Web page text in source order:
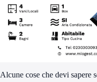
Alcune cose che devi sapere